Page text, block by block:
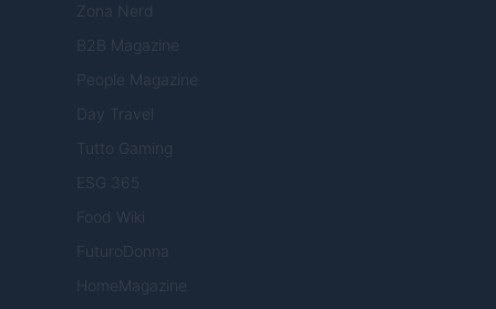
Zona Nerd
B2B Magazine
People Magazine
Day Travel
Tutto Gaming
ESG 365
Food Wiki
FuturoDonna
HomeMagazine